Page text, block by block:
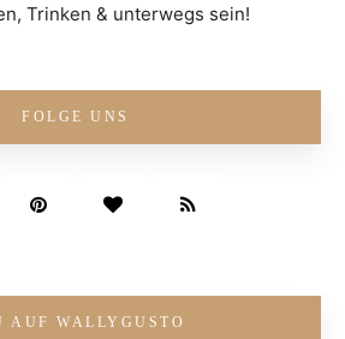
Trinken & unterwegs sein!
FOLGE UNS
AUF WALLYGUSTO